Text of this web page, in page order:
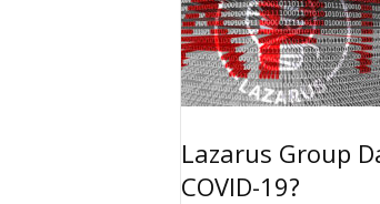
Lazarus Group
COVID-19?